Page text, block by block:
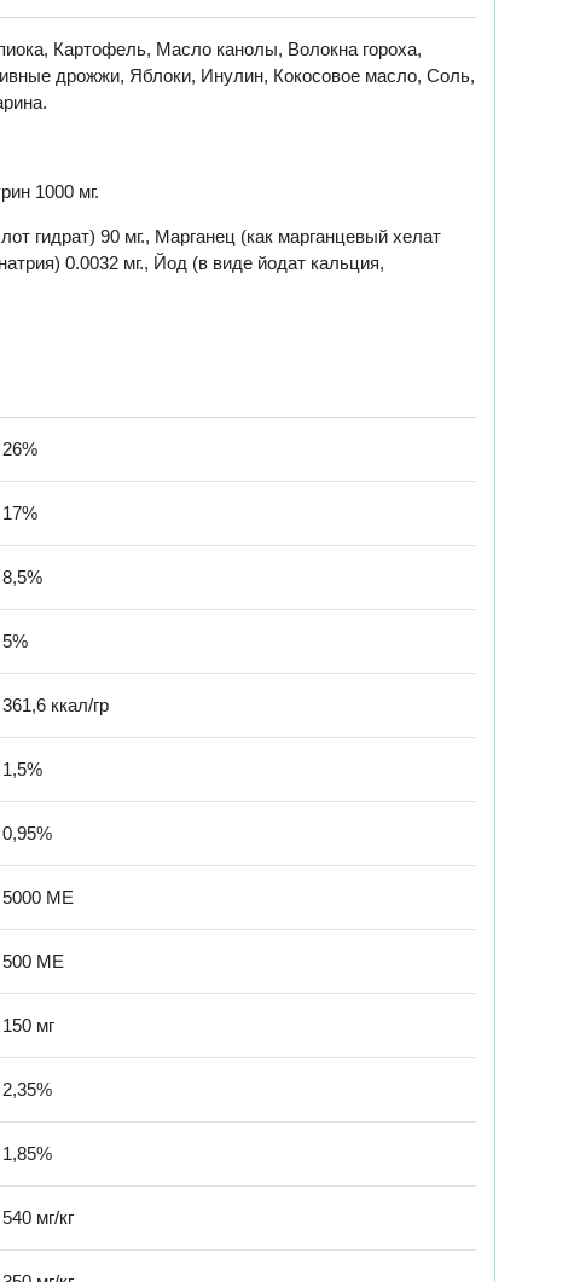
Картофель, Масло канолы, Волокна гороха,
дрожжи, Яблоки, Инулин, Кокосовое масло, Соль,
1000 мг.
гидрат) 90 мг., Марганец (как марганцевый хелат
0.0032 мг., Йод (в виде йодат кальция,
26%
17%
8,5%
5%
361,6 ккал/гр
1,5%
0,95%
5000 МЕ
500 МЕ
150 мг
2,35%
1,85%
540 мг/кг